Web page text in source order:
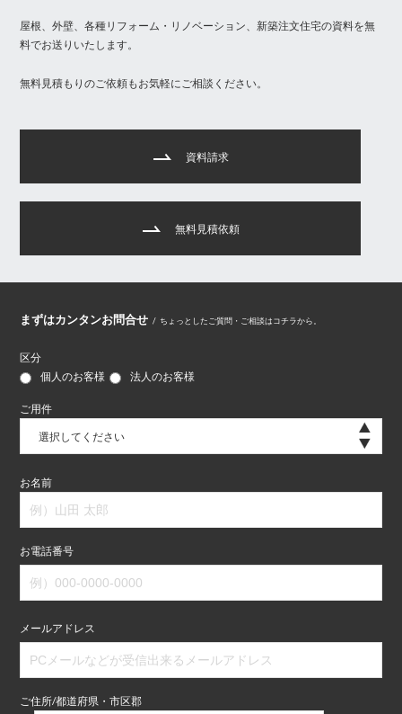
屋根、外壁、各種リフォーム・リノベーション、新築注文住宅の資料を無
料でお送りいたします。
無料見積もりのご依頼もお気軽にご相談ください。
資料請求
無料見積依頼
まずはカンタンお問合せ / ちょっとしたご質問・ご相談はコチラから。
区分
個人のお客様
法人のお客様
ご用件
選択してください
お名前
お電話番号
メールアドレス
ご住所/都道府県・市区郡